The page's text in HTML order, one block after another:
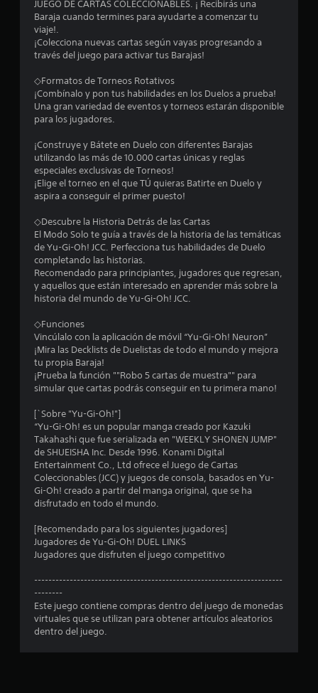
5
7
8
l
f
i
c
n
s
JUEGO DE CARTAS COLECCIONABLES. ¡ Recibirás una
Baraja cuando termines para ayudarte a comenzar tu
viaje!.
¡Colecciona nuevas cartas según vayas progresando a
través del juego para activar tus Barajas!
◇Formatos de Torneos Rotativos
¡Combínalo y pon tus habilidades en los Duelos a prueba!
Una gran variedad de eventos y torneos estarán disponible
para los jugadores.
¡Construye y Bátete en Duelo con diferentes Barajas
utilizando las más de 10.000 cartas únicas y reglas
especiales exclusivas de Torneos!
¡Elige el torneo en el que TÚ quieras Batirte en Duelo y
aspira a conseguir el primer puesto!
◇Descubre la Historia Detrás de las Cartas
El Modo Solo te guía a través de la historia de las temáticas
de Yu-Gi-Oh! JCC. Perfecciona tus habilidades de Duelo
completando las historias.
Recomendado para principiantes, jugadores que regresan,
y aquellos que están interesado en aprender más sobre la
historia del mundo de Yu-Gi-Oh! JCC.
◇Funciones
Vincúlalo con la aplicación de móvil “Yu-Gi-Oh! Neuron”
¡Mira las Decklists de Duelistas de todo el mundo y mejora
tu propia Baraja!
¡Prueba la función ""Robo 5 cartas de muestra"" para
simular que cartas podrás conseguir en tu primera mano!
[`Sobre "Yu-Gi-Oh!"]
“Yu-Gi-Oh! es un popular manga creado por Kazuki
Takahashi que fue serializada en "WEEKLY SHONEN JUMP"
de SHUEISHA Inc. Desde 1996. Konami Digital
Entertainment Co., Ltd ofrece el Juego de Cartas
Coleccionables (JCC) y juegos de consola, basados en Yu-
Gi-Oh! creado a partir del manga original, que se ha
disfrutado en todo el mundo.
[Recomendado para los siguientes jugadores]
Jugadores de Yu-Gi-Oh! DUEL LINKS
Jugadores que disfruten el juego competitivo
----------------------------------------------------------------------
--------
Este juego contiene compras dentro del juego de monedas
virtuales que se utilizan para obtener artículos aleatorios
dentro del juego.